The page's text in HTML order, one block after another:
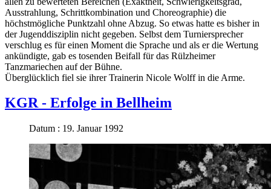
Ausstrahlung, Schrittkombination und Choreographie) die
höchstmögliche Punktzahl ohne Abzug. So etwas hatte es bisher in
der Jugenddisziplin nicht gegeben. Selbst dem Turniersprecher
verschlug es für einen Moment die Sprache und als er die Wertung
ankündigte, gab es tosenden Beifall für das Rülzheimer
Tanzmariechen auf der Bühne.
Überglücklich fiel sie ihrer Trainerin Nicole Wolff in die Arme.
KGR - Erfolge in Bellheim
Datum : 19. Januar 1992